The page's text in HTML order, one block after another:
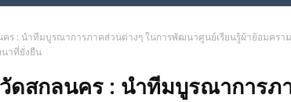
ร : นำทีมบูรณาการภาคส่วนต่างๆ ในการพัฒนาศูนย์เรียนรู้ผ้าย้อมครา
าที่ยั่งยืน
ดสกลนคร : นำทีมบูรณาการภ